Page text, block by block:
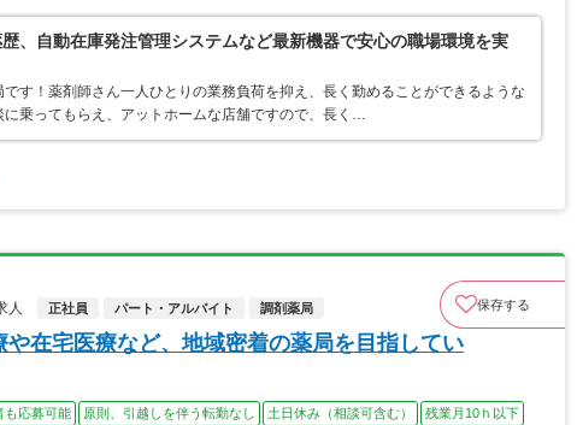
、自動在庫発注管理システムなど最新機器で安心の職場環境を実
す！薬剤師さん一人ひとりの業務負荷を抑え、長く勤めることができるような
乗ってもらえ、アットホームな店舗ですので、長く…
人
正社員 パート・アルバイト 調剤薬局 保存する
や在宅医療など、地域密着の薬局を目指してい
も応募可能 原則、引越しを伴う転勤なし 土日休み（相談可含む）
残業月10ｈ以下